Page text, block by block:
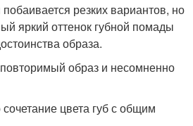
резких вариантов, но
яркий оттенок губной помады
образа.
образ и несомненно
цвета губ с общим